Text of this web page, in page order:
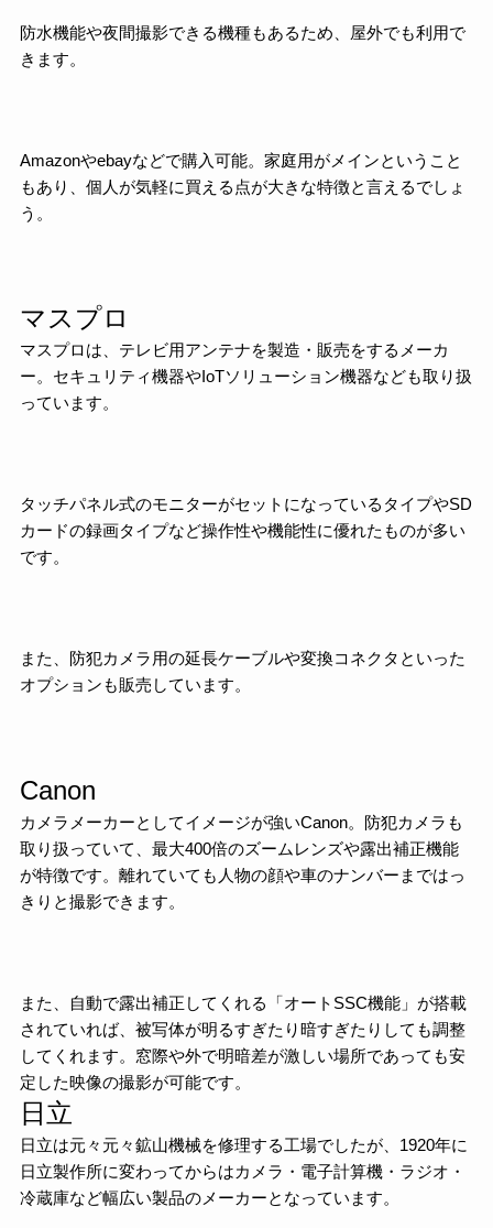
防水機能や夜間撮影できる機種もあるため、屋外でも利用で
きます。
Amazonやebayなどで購入可能。家庭用がメインということ
もあり、個人が気軽に買える点が大きな特徴と言えるでしょ
う。
マスプロ
マスプロは、テレビ用アンテナを製造・販売をするメーカ
ー。セキュリティ機器やIoTソリューション機器なども取り扱
っています。
タッチパネル式のモニターがセットになっているタイプやSD
カードの録画タイプなど操作性や機能性に優れたものが多い
です。
また、防犯カメラ用の延長ケーブルや変換コネクタといった
オプションも販売しています。
Canon
カメラメーカーとしてイメージが強いCanon。防犯カメラも
取り扱っていて、最大400倍のズームレンズや露出補正機能
が特徴です。離れていても人物の顔や車のナンバーまではっ
きりと撮影できます。
また、自動で露出補正してくれる「オートSSC機能」が搭載
されていれば、被写体が明るすぎたり暗すぎたりしても調整
してくれます。窓際や外で明暗差が激しい場所であっても安
定した映像の撮影が可能です。
日立
日立は元々元々鉱山機械を修理する工場でしたが、1920年に
日立製作所に変わってからはカメラ・電子計算機・ラジオ・
冷蔵庫など幅広い製品のメーカーとなっています。